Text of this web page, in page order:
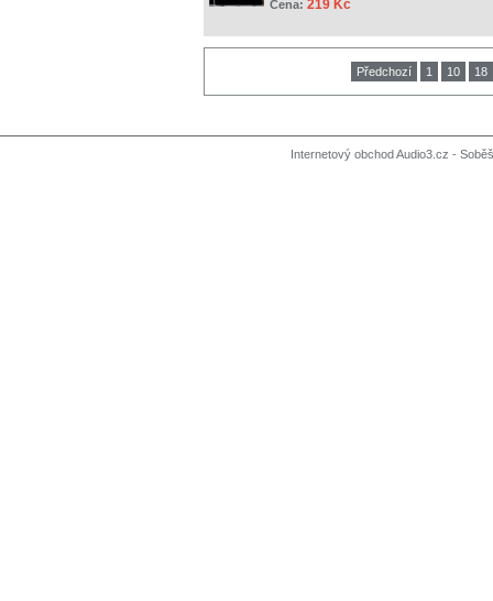
Cena: 219 Kč
Předchozí 1 10 18
Internetový obchod Audio3.cz -